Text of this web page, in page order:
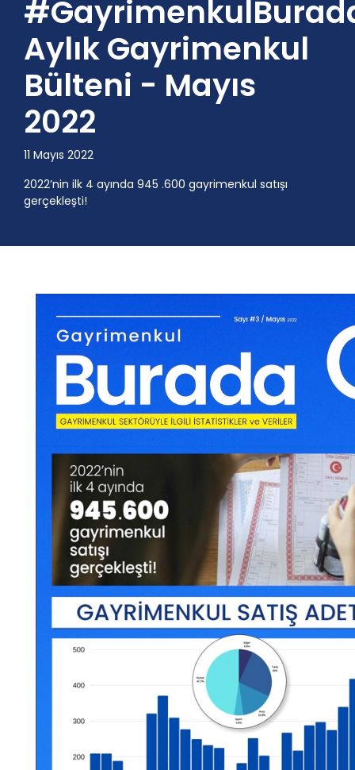
Aylık Gayrimenkul
Bülteni - Mayıs
2022
11 Mayıs 2022
2022’nin ilk 4 ayında 945 .600 gayrimenkul satışı
gerçekleşti!